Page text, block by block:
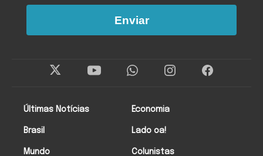
Últimas Notícias
Brasil
Mundo
Economia
Lado oa!
Colunistas
Enviar